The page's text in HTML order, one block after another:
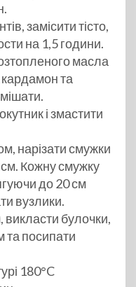
замісити тісто,
на 1,5 години.
масла
та
і змастити
нарізати смужки
Кожну смужку
до 20 см
вузлики.
булочки,
та посипати
180°C